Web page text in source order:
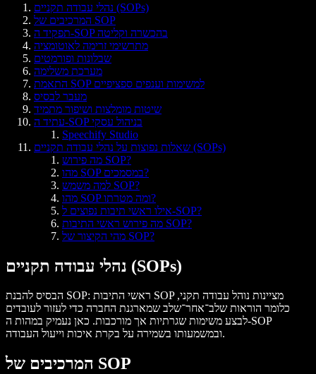
נהלי עבודה תקניים (SOPs)
המרכיבים של SOP
תפקיד ה-SOP בהכשרה וקליטה
מתרשימי זרימה לאוטומציה
שבלונות ופורמטים
מערכת משלימה
התאמת SOP למשימות וענפים ספציפיים
מעבר לבסיס
שיטות מומלצות ושיפור מתמיד
עתיד ה-SOP בניהול עסקי
Speechify Studio
שאלות נפוצות על נהלי עבודה תקניים (SOPs)
מה פירוש SOP?
מהו SOP במסמכים?
למה משמש SOP?
מהו SOP ומה מטרתו?
אילו ראשי תיבות נפוצים ל-SOP?
מה פירוש ראשי התיבות SOP?
מהי הקיצור של SOP?
נהלי עבודה תקניים (SOPs)
הבסיס להבנת SOP: ראשי התיבות SOP מציינות נוהל עבודה תקני,
כלומר הוראות שלב־אחר־שלב שמארגנת החברה כדי לעזור לעובדים
לבצע משימות שגרתיות אך מורכבות. כאן נעמיק במהות ה-SOP
ובמשמעותו בשמירה על בקרת איכות וייעול העבודה.
המרכיבים של SOP